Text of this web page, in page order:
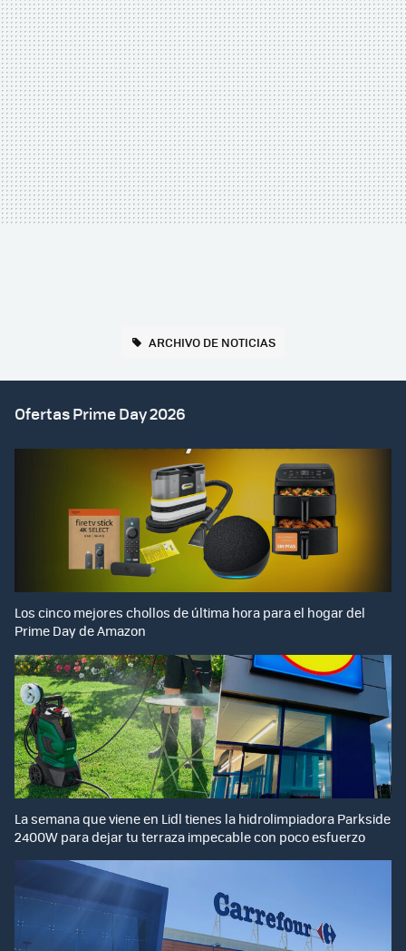
ARCHIVO DE NOTICIAS
Ofertas Prime Day 2026
Los cinco mejores chollos de última hora para el hogar del
Prime Day de Amazon
La semana que viene en Lidl tienes la hidrolimpiadora Parkside
2400W para dejar tu terraza impecable con poco esfuerzo